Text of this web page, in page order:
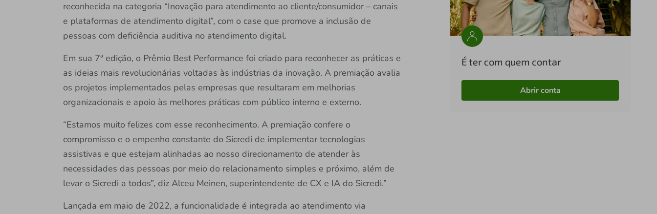
reconhecida na categoria “Inovação para atendimento ao cliente/consumidor – canais
e plataformas de atendimento digital”, com o case que promove a inclusão de
pessoas com deficiência auditiva no atendimento digital.
Em sua 7ª edição, o Prêmio Best Performance foi criado para reconhecer as práticas e
as ideias mais revolucionárias voltadas às indústrias da inovação. A premiação avalia
os projetos implementados pelas empresas que resultaram em melhorias
organizacionais e apoio às melhores práticas com público interno e externo.
“Estamos muito felizes com esse reconhecimento. A premiação confere o
compromisso e o empenho constante do Sicredi de implementar tecnologias
assistivas e que estejam alinhadas ao nosso direcionamento de atender às
necessidades das pessoas por meio do relacionamento simples e próximo, além de
levar o Sicredi a todos”, diz Alceu Meinen, superintendente de CX e IA do Sicredi.”
Lançada em maio de 2022, a funcionalidade é integrada ao atendimento via
É ter com quem contar
Abrir conta